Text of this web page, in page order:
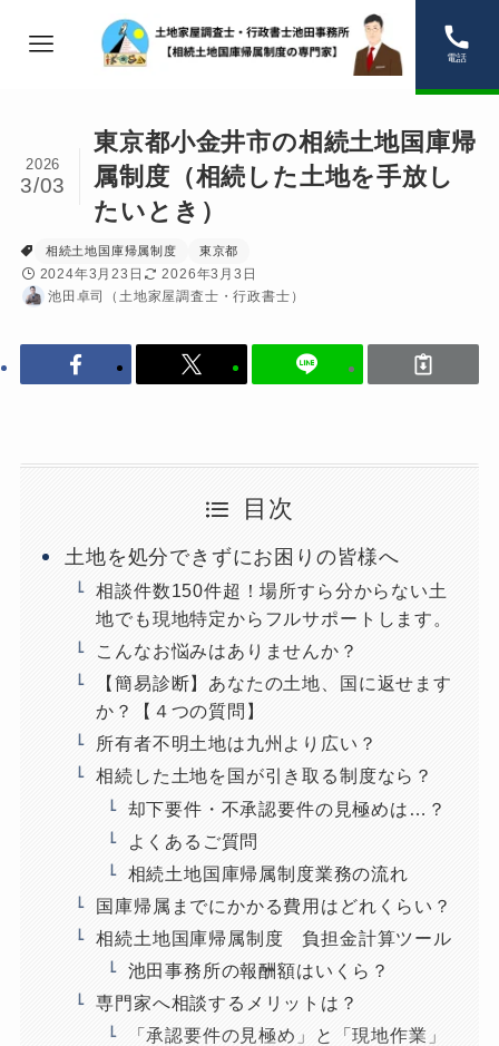
電話
東京都小金井市の相続土地国庫帰
属制度（相続した土地を手放し
たいとき）
2026
3/03
相続土地国庫帰属制度 東京都
2024年3月23日
2026年3月3日
池田卓司（土地家屋調査士・行政書士）
目次
土地を処分できずにお困りの皆様へ
相談件数150件超！場所すら分からない土
地でも現地特定からフルサポートします。
こんなお悩みはありませんか？
【簡易診断】あなたの土地、国に返せます
か？【４つの質問】
所有者不明土地は九州より広い？
相続した土地を国が引き取る制度なら？
却下要件・不承認要件の見極めは…？
よくあるご質問
相続土地国庫帰属制度業務の流れ
国庫帰属までにかかる費用はどれくらい？
相続土地国庫帰属制度 負担金計算ツール
池田事務所の報酬額はいくら？
専門家へ相談するメリットは？
「承認要件の見極め」と「現地作業」